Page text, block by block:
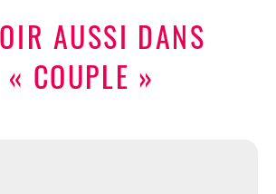
AUSSI DANS
« COUPLE »